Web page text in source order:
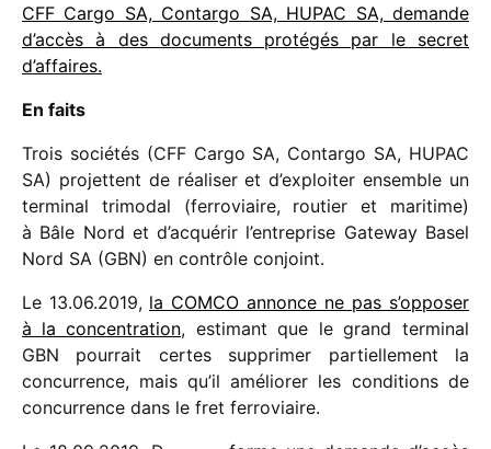
CFF Cargo SA, Contargo SA, HUPAC SA, demande
d’accès à des docu­ments proté­gés par le secret
d’affaires.
En faits
Trois socié­tés (CFF Cargo SA, Contargo SA, HUPAC
SA) projettent de réali­ser et d’exploiter ensemble un
termi­nal trimo­dal (ferro­viaire, routier et mari­time)
à Bâle Nord et d’acquérir l’entreprise Gateway Basel
Nord SA (GBN) en contrôle conjoint.
Le 13.06.2019, la COMCO annonce ne pas s’opposer
à la concen­tra­tion, esti­mant que le grand termi­nal
GBN pour­rait certes suppri­mer partiel­le­ment la
concur­rence, mais qu’il améliorer les condi­tions de
concur­rence dans le fret ferro­viaire.